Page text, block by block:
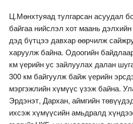
Ц.Мөнхтуяад тулгарсан асуудал
байгаа нийслэл хот маань
дэд бүтцээ давхар өөрчилж
харуулж байна. Одоогийн
км үерийн ус зайлуулах далан
300 км байгуулж байж үерийн
мэргэжлийн хүмүүс үзэж байна.
Эрдэнэт, Дархан, аймгийн
ихсэж хүмүүсийн амьдралд